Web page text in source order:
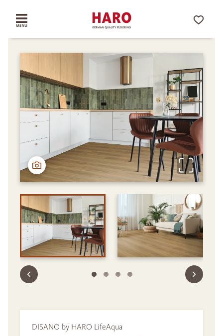
DISANO by HARO LifeAqua